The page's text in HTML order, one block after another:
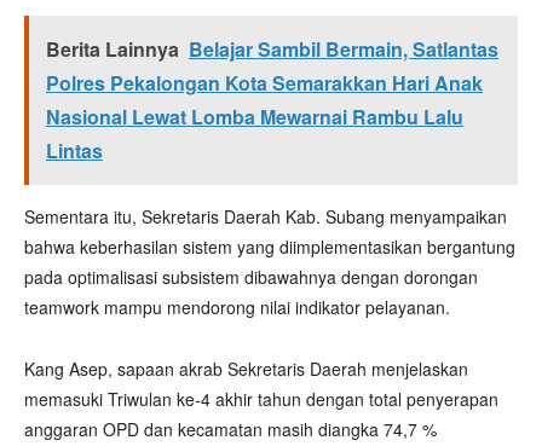
Berita Lainnya Belajar Sambil Bermain, Satlantas
Polres Pekalongan Kota Semarakkan Hari Anak
Nasional Lewat Lomba Mewarnai Rambu Lalu
Lintas
Sementara itu, Sekretaris Daerah Kab. Subang menyampaikan
bahwa keberhasilan sistem yang diimplementasikan bergantung
pada optimalisasi subsistem dibawahnya dengan dorongan
teamwork mampu mendorong nilai indikator pelayanan.
Kang Asep, sapaan akrab Sekretaris Daerah menjelaskan
memasuki Triwulan ke-4 akhir tahun dengan total penyerapan
anggaran OPD dan kecamatan masih diangka 74,7 %